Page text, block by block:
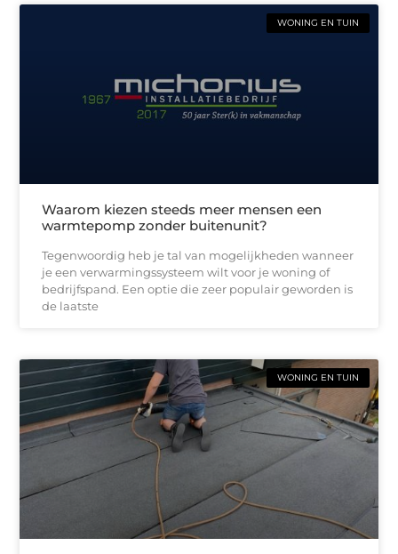
WONING EN TUIN
Waarom kiezen steeds meer mensen een
warmtepomp zonder buitenunit?
Tegenwoordig heb je tal van mogelijkheden wanneer
je een verwarmingssysteem wilt voor je woning of
bedrijfspand. Een optie die zeer populair geworden is
de laatste
WONING EN TUIN